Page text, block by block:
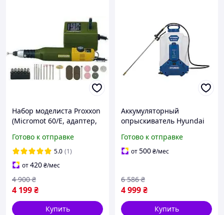
Набор моделиста Proxxon
(Micromot 60/E, адаптер,
Готово к отправке
5.0 (1)
от420₴/мес
4 199₴
4 900 ₴
Купить
Аккумуляторный
опрыскиватель Hyundai
Готово к отправке
от500₴/мес
4 999₴
6 586 ₴
Купить